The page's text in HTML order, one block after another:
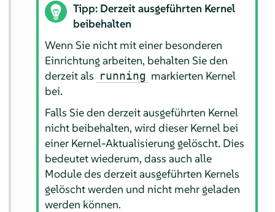
Tipp: Derzeit ausgeführten Kernel
beibehalten
Wenn Sie nicht mit einer besonderen
Einrichtung arbeiten, behalten Sie den
derzeit als running markierten Kernel
bei.
Falls Sie den derzeit ausgeführten Kernel
nicht beibehalten, wird dieser Kernel bei
einer Kernel-Aktualisierung gelöscht. Dies
bedeutet wiederum, dass auch alle
Module des derzeit ausgeführten Kernels
gelöscht werden und nicht mehr geladen
werden können.